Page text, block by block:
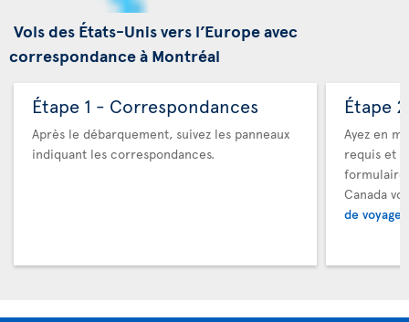
Vols des États-Unis vers l’Europe avec
correspondance à Montréal
Étape 1 - Correspondances
Après le débarquement, suivez les panneaux
indiquant les correspondances.
Étape
Ayez en
requis et
Canada
de